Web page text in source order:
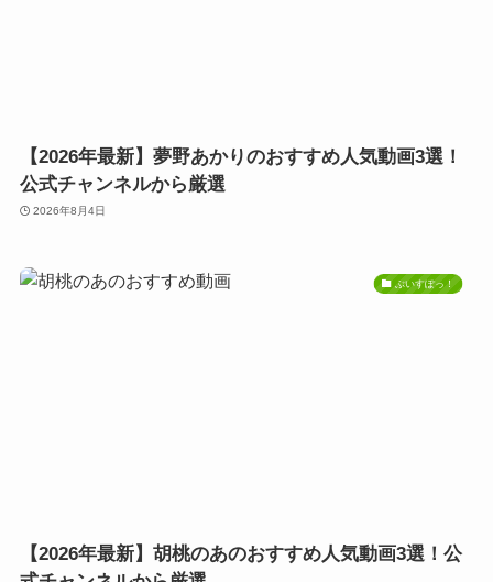
【2026年最新】夢野あかりのおすすめ人気動画3選！
公式チャンネルから厳選
2026年8月4日
ぶいすぽっ！
【2026年最新】胡桃のあのおすすめ人気動画3選！公